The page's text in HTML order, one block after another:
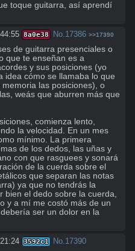
toque guitarra, así aprendí
8a0e38 No.17386 >>17390
de guitarra presenciales o
que te enseñan es a
y sus posiciones (yo
idea cómo se llamaba lo que
las posiciones), o
weás que aburren más que
comienza lento,
la velocidad. En un mes
mínimo. La primera
de los dedos, las uñas y
con que rasguees y sonará
de la cuerda sobre el
que separan las notas
ya que no tendrás la
bien el dedo sobre la cuerda,
y a mí me costó más de un
ser un dolor en la
3592c1 No.17390